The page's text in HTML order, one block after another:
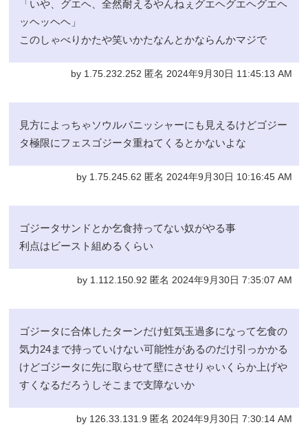
「いや、グエヘ、全然耐えるやんねぇグエヘグエヘグエヘ
ッヘッヘヘ」
このしゃべりかたや笑いかたなんとかならんかマジで
by 1.75.232.252 匿名 2024年9月30日 11:45:13 AM
見方によっちゃソウルパニッシャーにも見えるけどゴジー
タ極限にフェスゴジータ重ねてくるとかないよな
by 1.75.245.62 匿名 2024年9月30日 10:16:45 AM
ゴジータサンドとか乞食持ってない奴がやる事
利点はビースト組めるくらい
by 1.112.150.92 匿名 2024年9月30日 7:35:07 AM
ゴジータに合体したターンだけ虹気玉過多になって乞食の
気力24まで持っていけない可能性があるのだけ引っかかる
けどゴジータに先に取らせて壁にさせりゃいくらか上げや
すくなるだろうしそこまで支障ないか
by 126.33.131.9 匿名 2024年9月30日 7:30:14 AM